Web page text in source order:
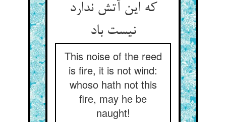
که این آتش ندارد
نیست باد
This noise of the reed
is fire, it is not wind:
whoso hath not this
fire, may he be
naught!